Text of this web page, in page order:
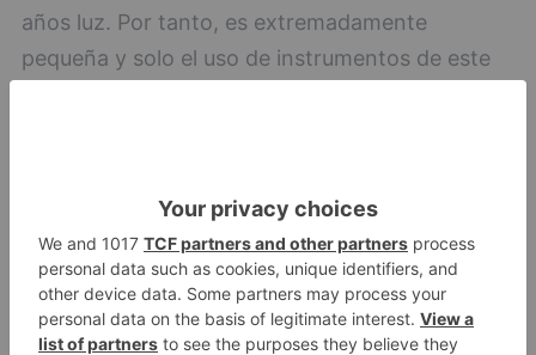
años luz. Por tanto, es extremadamente
pequeña y solo el uso de instrumentos de este
antenas de radio gigantes repartidas por todo el
planeta, desde España hasta China, desde
Suecia hasta Sudáfrica.